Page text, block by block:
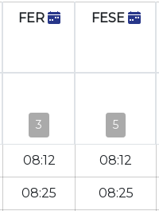
FER FESE
3 5
08:12 08:12
08:25 08:25